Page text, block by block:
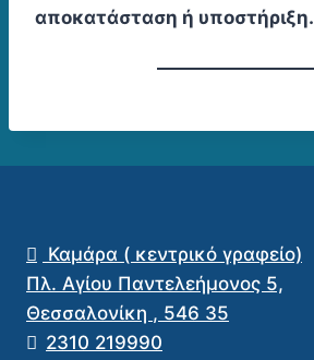
αποκατάσταση ή υποστήριξη.
Καμάρα ( κεντρικό γραφείο)
Πλ. Αγίου Παντελεήμονος 5,
Θεσσαλονίκη , 546 35
2310 219990